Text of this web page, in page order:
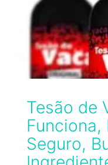
Tesão de
Funciona,
Seguro,